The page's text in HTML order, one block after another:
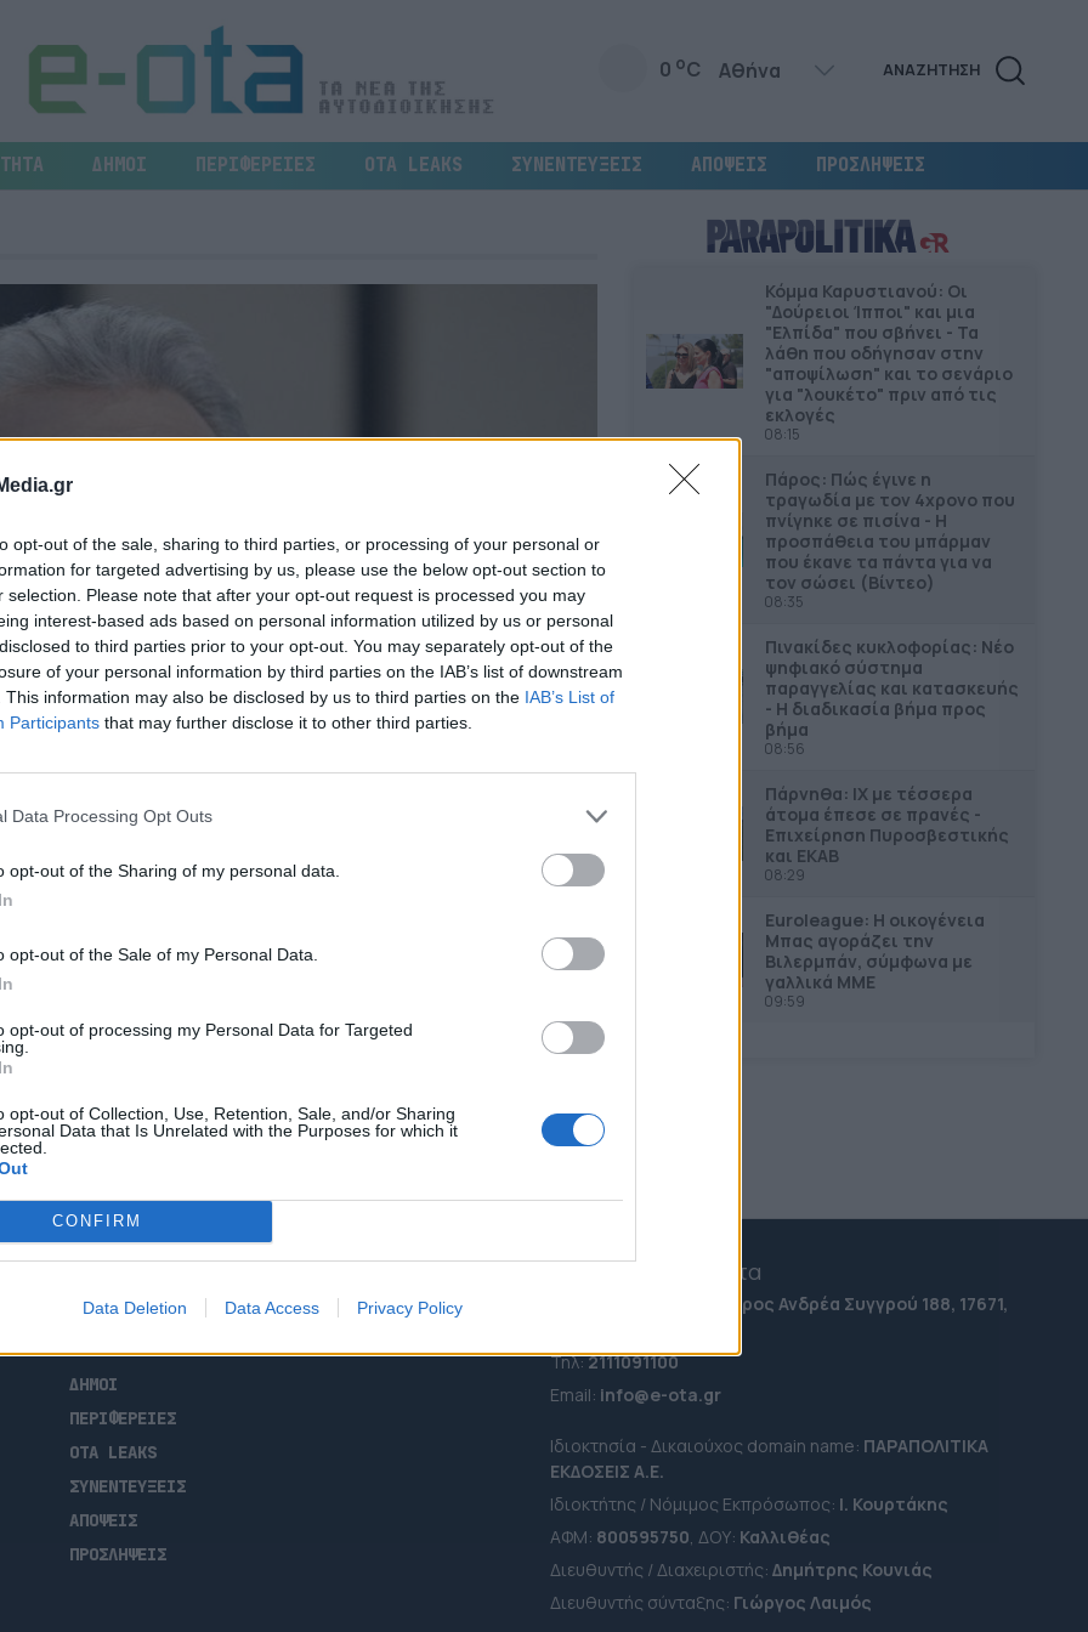
opt-out of the sale, sharing to third parties, or processing of your personal or
for targeted advertising by us, please use the below opt-out section to
selection. Please note that after your opt-out request is processed you may
interest-based ads based on personal information utilized by us or personal
to third parties prior to your opt-out. You may separately opt-out of the
of your personal information by third parties on the IAB’s list of downstream
This information may also be disclosed by us to third parties on the IAB’s List of
Participants that may further disclose it to other third parties.
Data Processing Opt Outs
opt-out of the Sharing of my personal data.
opt-out of the Sale of my Personal Data.
opt-out of processing my Personal Data for Targeted
opt-out of Collection, Use, Retention, Sale, and/or Sharing
Data that Is Unrelated with the Purposes for which it
CONFIRM
Data Deletion Data Access Privacy Policy
0 oC ΑΝΑΖΗΤΗΣΗ
ΔΗΜΟΙ ΠΕΡΙΦΕΡΕΙΕΣ OTA LEAKS ΣΥΝΕΝΤΕΥΞΕΙΣ ΑΠΟΨΕΙΣ ΠΡΟΣΛΗΨΕΙΣ
Κυριακή του
δήμαρχος Θεσσαλονίκης
Σύμφωνα με τη σχετική ενημέρωση,
οδηγούς και θα ανταλλάξει ευχές […]
Κόμμα Καρυστιανού: Οι
"Δούρειοι Ίπποι" και μια
"Ελπίδα" που σβήνει - Τα
λάθη που οδήγησαν στην
"αποψίλωση" και το σενάριο
για "λουκέτο" πριν από τις
εκλογές
08:15
Πάρος: Πώς έγινε η
τραγωδία με τον 4χρονο που
πνίγηκε σε πισίνα - Η
προσπάθεια του μπάρμαν
που έκανε τα πάντα για να
τον σώσει (Βίντεο)
08:35
Πινακίδες κυκλοφορίας: Νέο
ψηφιακό σύστημα
παραγγελίας και κατασκευής
- Η διαδικασία βήμα προς
βήμα
08:56
Πάρνηθα: ΙΧ με τέσσερα
άτομα έπεσε σε πρανές -
Επιχείρηση Πυροσβεστικής
και ΕΚΑΒ
08:29
Euroleague: Η οικογένεια
Μπας αγοράζει την
Βιλερμπάν, σύμφωνα με
γαλλικά ΜΜΕ
09:59
ΡΟΗ ΕΙΔΗΣΕΩΝ
ΕΠΙΚΑΙΡΟΤΗΤΑ
ΔΗΜΟΙ
ΠΕΡΙΦΕΡΕΙΕΣ
OTA LEAKS
ΣΥΝΕΝΤΕΥΞΕΙΣ
ΑΠΟΨΕΙΣ
ΠΡΟΣΛΗΨΕΙΣ
e-ota.gr | Ταυτότητα
Λεωφόρος Ανδρέα Συγγρού 188, 17671,
Τηλ:2111091100
Εmail: info@e-ota.gr
Ιδιοκτησία - Δικαιούχος domain name: ΠΑΡΑΠΟΛΙΤΙΚΑ
ΕΚΔΟΣΕΙΣ A.E.
Ιδιοκτήτης / Νόμιμος Εκπρόσωπος: Ι. Κουρτάκης
ΑΦΜ: 800595750 , ΔΟΥ: Καλλιθέας
Διευθυντής / Διαχειριστής:Δημήτρης Κουνιάς
Διευθυντής σύνταξης: Γιώργος Λαιμός